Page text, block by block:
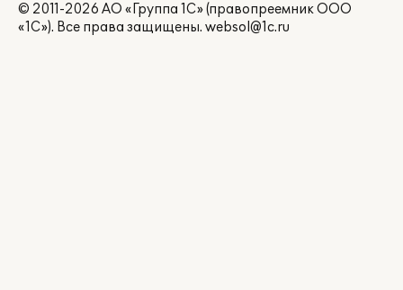
© 2011-2026 АО «Группа 1С» (правопреемник ООО
«1С»). Все права защищены. websol@1c.ru